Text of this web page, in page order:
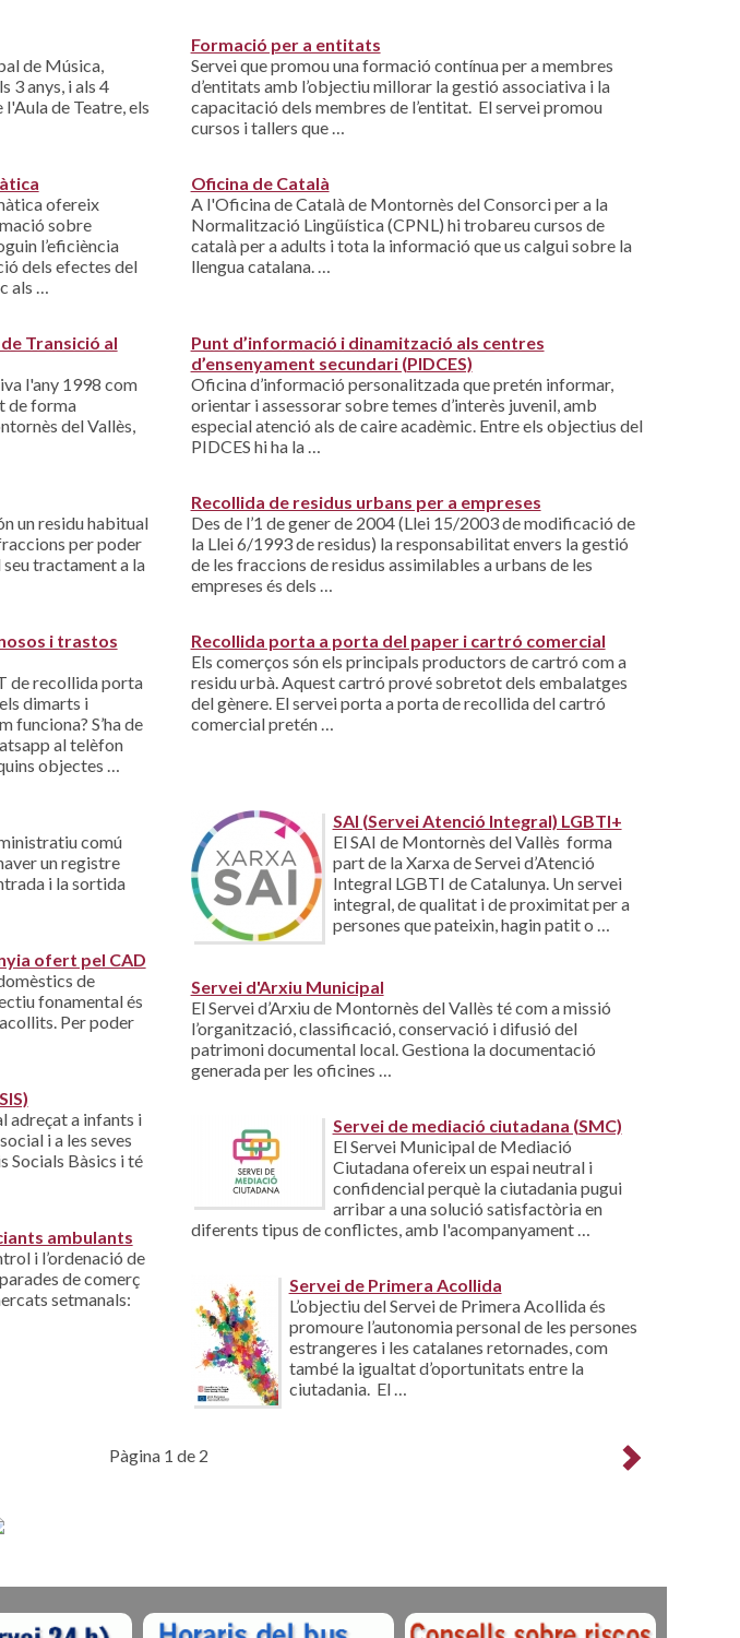
de Música,
3 anys, i als 4
l'Aula de Teatre, els
Formació per a entitats
Servei que promou una formació contínua per a membres
d’entitats amb l’objectiu millorar la gestió associativa i la
capacitació dels membres de l’entitat. El servei promou
cursos i tallers que …
ofereix
sobre
l’eficiència
dels efectes del
als …
Oficina de Català
A l'Oficina de Català de Montornès del Consorci per a la
Normalització Lingüística (CPNL) hi trobareu cursos de
català per a adults i tota la informació que us calgui sobre la
llengua catalana. …
Transició al
l'any 1998 com
de forma
del Vallès,
Punt d’informació i dinamització als centres
d’ensenyament secundari (PIDCES)
Oficina d’informació personalitzada que pretén informar,
orientar i assessorar sobre temes d’interès juvenil, amb
especial atenció als de caire acadèmic. Entre els objectius del
PIDCES hi ha la …
un residu habitual
per poder
tractament a la
Recollida de residus urbans per a empreses
Des de l’1 de gener de 2004 (Llei 15/2003 de modificació de
la Llei 6/1993 de residus) la responsabilitat envers la gestió
de les fraccions de residus assimilables a urbans de les
empreses és dels …
i trastos
de recollida porta
dimarts i
funciona? S’ha de
al telèfon
objectes …
Recollida porta a porta del paper i cartró comercial
Els comerços són els principals productors de cartró com a
residu urbà. Aquest cartró prové sobretot dels embalatges
del gènere. El servei porta a porta de recollida del cartró
comercial pretén …
comú
un registre
i la sortida
SAI (Servei Atenció Integral) LGBTI+
El SAI de Montornès del Vallès forma
part de la Xarxa de Servei d’Atenció
Integral LGBTI de Catalunya. Un servei
integral, de qualitat i de proximitat per a
persones que pateixin, hagin patit o …
ofert pel CAD
de
fonamental és
Per poder
Servei d'Arxiu Municipal
El Servei d’Arxiu de Montornès del Vallès té com a missió
l’organització, classificació, conservació i difusió del
patrimoni documental local. Gestiona la documentació
generada per les oficines …
adreçat a infants i
i a les seves
Socials Bàsics i té
Servei de mediació ciutadana (SMC)
El Servei Municipal de Mediació
Ciutadana ofereix un espai neutral i
confidencial perquè la ciutadania pugui
arribar a una solució satisfactòria en
diferents tipus de conflictes, amb l'acompanyament …
ambulants
i l’ordenació de
de comerç
setmanals:
Servei de Primera Acollida
L’objectiu del Servei de Primera Acollida és
promoure l’autonomia personal de les persones
estrangeres i les catalanes retornades, com
també la igualtat d’oportunitats entre la
ciutadania. El …
Pàgina 1 de 2